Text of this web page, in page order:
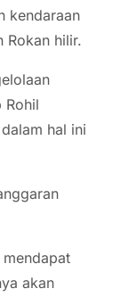
kendaraan
Rokan hilir.
Rohil
hal ini
akan